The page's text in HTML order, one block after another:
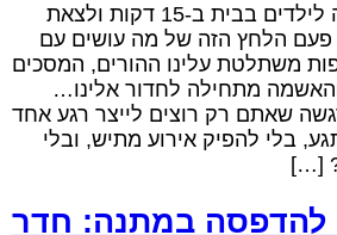
איך להכין חדר בריחה לילדים בבית ב-15 דקות ולצאת
פעם הלחץ הזה של מה עושים עם
משתלטת עלינו ההורים, המסכים
מתחילה לחדור אלינו…
שאתם רק רוצים לייצר רגע אחד
בלי להפיק אירוע מתיש, ובלי
[…]
להדפסה במתנה: חדר